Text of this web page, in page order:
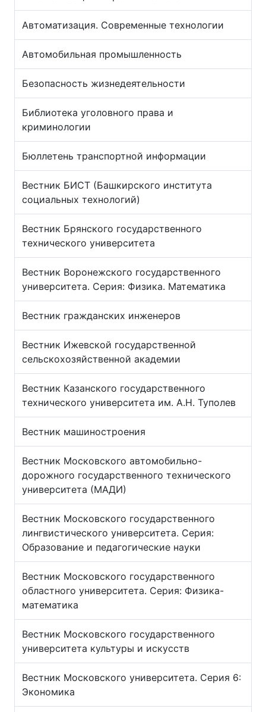
Автоматизация. Современные технологии
Автомобильная промышленность
Безопасность жизнедеятельности
Библиотека уголовного права и
криминологии
Бюллетень транспортной информации
Вестник БИСТ (Башкирского института
социальных технологий)
Вестник Брянского государственного
технического университета
Вестник Воронежского государственного
университета. Серия: Физика. Математика
Вестник гражданских инженеров
Вестник Ижевской государственной
сельскохозяйственной академии
Вестник Казанского государственного
технического университета им. А.Н. Туполев
Вестник машиностроения
Вестник Московского автомобильно-
дорожного государственного технического
университета (МАДИ)
Вестник Московского государственного
лингвистического университета. Серия:
Образование и педагогические науки
Вестник Московского государственного
областного университета. Серия: Физика-
математика
Вестник Московского государственного
университета культуры и искусств
Вестник Московского университета. Серия 6:
Экономика